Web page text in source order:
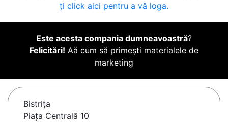
ți click aici pentru a vă loga.
Este acesta compania dumneavoastră?
Felicitări! Aă cum să primești materialele de
marketing
Bistriţa
Piața Centrală 10